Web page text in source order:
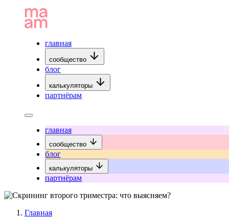
главная
сообщество
блог
калькуляторы
партнёрам
главная
сообщество
блог
калькуляторы
партнёрам
Главная